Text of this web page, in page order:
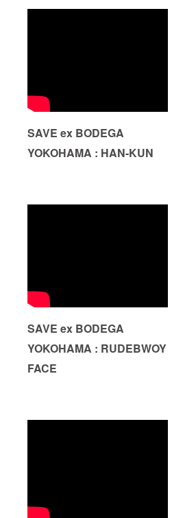
SAVE ex BODEGA
YOKOHAMA : HAN-KUN
SAVE ex BODEGA
YOKOHAMA : RUDEBWOY
FACE